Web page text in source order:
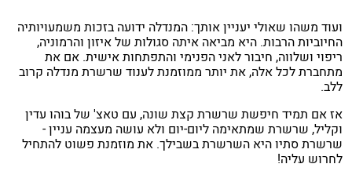
ועוד משהו שאולי יעניין אותך: המנדלה ידועה בזכות משמעויותיה
החיוביות הרבות. היא מביאה איתה סגולות של איזון והרמוניה,
ריפוי ושלווה, חיבור לאני הפנימי והתפתחות אישית. אם את
מתחברת לכל אלה, את יותר ממוזמנת לענוד שרשרת מנדלה קרוב
ללב.
אז אם תמיד חיפשת שרשרת קצת שונה, עם טאצ' של בוהו עדין
וקליל, שרשרת שמתאימה ליום-יום ולא עושה מעצמה עניין -
שרשרת סתיו היא השרשרת בשבילך. את מוזמנת פשוט להתחיל
לחרוש עליה!